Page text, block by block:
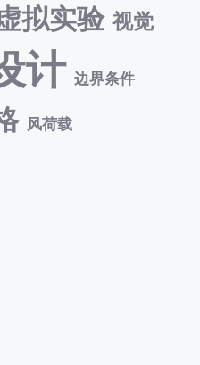
拟实验 视觉
计 边界条件
风荷载